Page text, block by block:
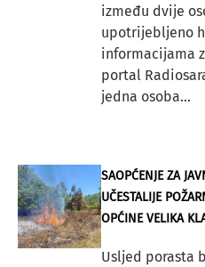
između dvije
upotrijebljeno
informacijama
portal
jedna osoba...
SAOPĆENJE ZA
UČESTALIJE
OPĆINE VELIKA
Usljed porasta